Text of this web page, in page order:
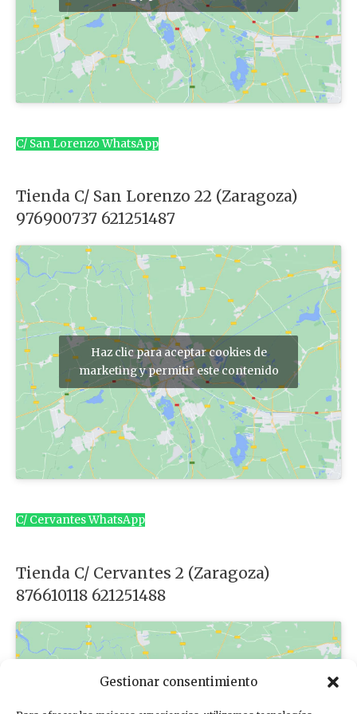
Gestionar consentimiento
C/ San Lorenzo WhatsApp
Tienda C/ San Lorenzo 22 (Zaragoza)
976900737 621251487
Haz clic para aceptar cookies de
marketing y permitir este contenido
C/ Cervantes WhatsApp
Tienda C/ Cervantes 2 (Zaragoza)
876610118 621251488